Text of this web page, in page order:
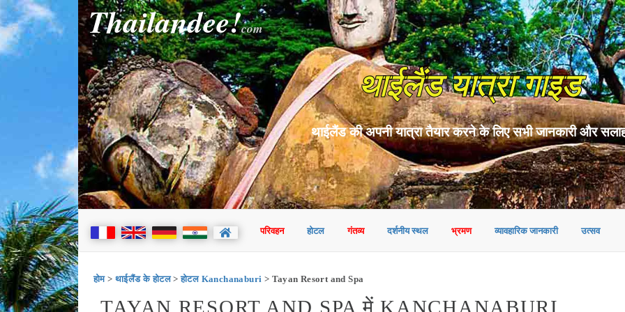
Thailandee!com
थाईलैंड यात्रा गाइड
थाईलैंड की अपनी यात्रा तैयार करने के लिए सभी जानकारी और
परिवहन होटल गंतव्य दर्शनीय स्थल भ्रमण व्यावहारिक जानकारी उत्सव
होम>थाईलैंड के होटल>होटल Kanchanaburi > Tayan Resort and Spa
TAYAN RESORT AND SPA में KANCHANABURI